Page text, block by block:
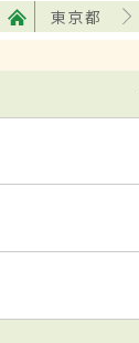
東京都